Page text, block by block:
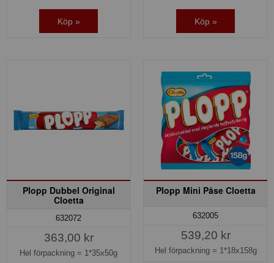
Köp » Köp »
Plopp Dubbel Original
Cloetta
632072
363,00 kr
Hel förpackning = 1*35x50g
Plopp Mini Påse Cloetta
632005
539,20 kr
Hel förpackning = 1*18x158g